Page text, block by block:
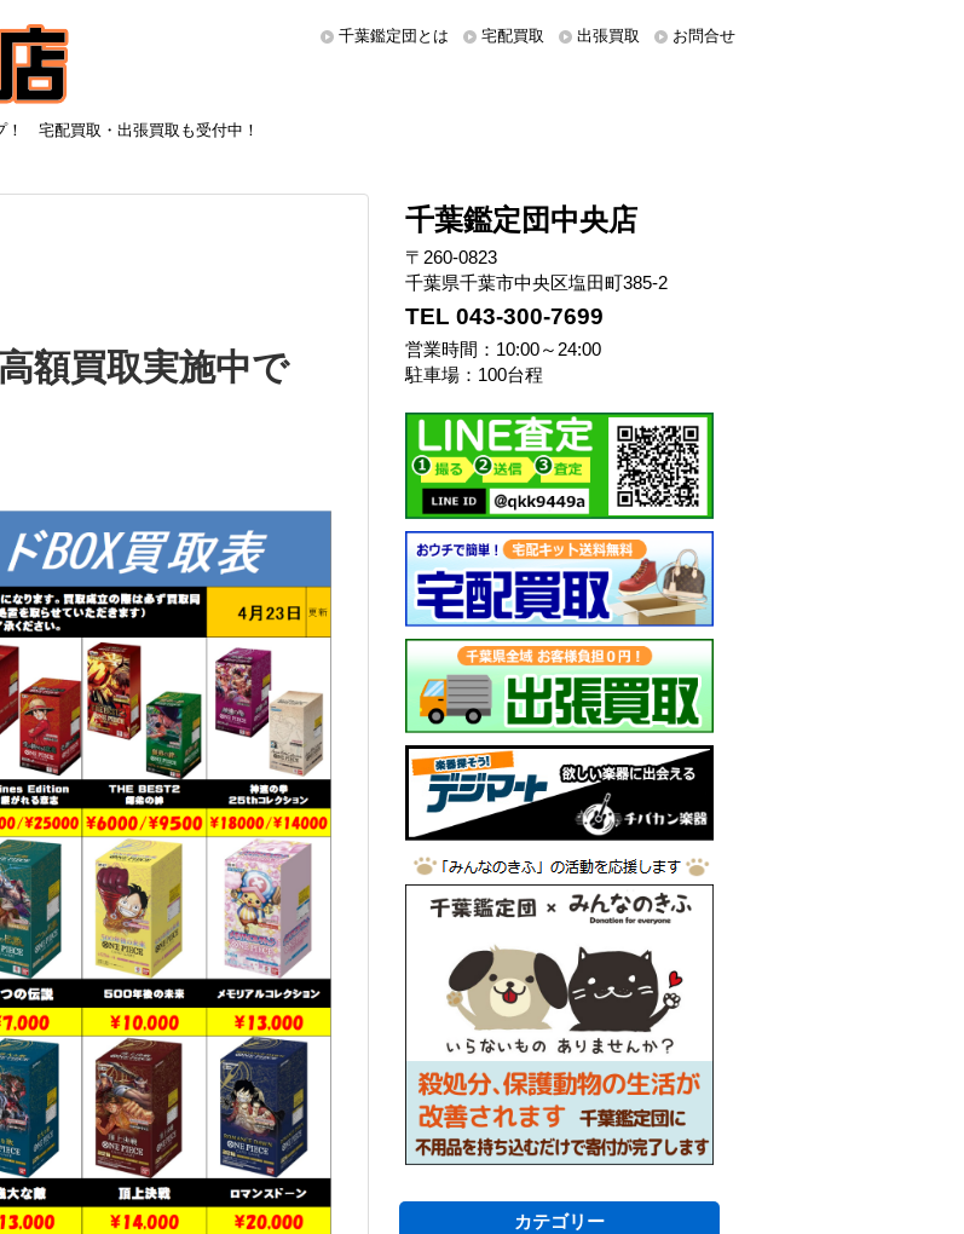
！ 宅配買取・出張買取も受付中！
千葉鑑定団とは 宅配買取 出張買取 お問合せ
額買取実施中で
千葉鑑定団中央店
〒260-0823
千葉県千葉市中央区塩田町385-2
TEL 043-300-7699
営業時間：10:00～24:00
駐車場：100台程
カテゴリー